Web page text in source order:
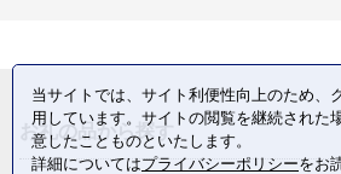
お礼の品から探す
当サイトでは、サイト利便性向上のため、
用しています。サイトの閲覧を継続された
意したことものといたします。
詳細についてはプライバシーポリシーをお